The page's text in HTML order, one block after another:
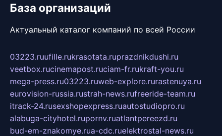
База организаций
Актуальный каталог компаний по всей России
03223.ruufille.rukrasotata.ruprazdnikdushi.ru
veetbox.rucinemapost.ruciam-fr.rukraft-you.ru
mega-press.ru03223.ruweb-explore.rurastenuya.ru
eurovision-russia.rustrah-news.rufreeride-team.ru
itrack-24.rusexshopexpress.ruautostudiopro.ru
alabuga-cityhotel.rupornv.ruatlantpereezd.ru
bud-em-znakomye.rua-cdc.ruelektrostal-news.ru